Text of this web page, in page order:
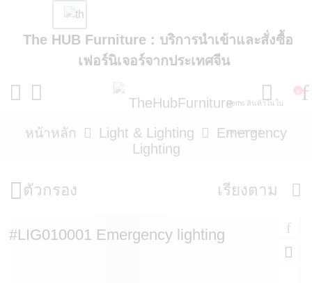
The HUB Furniture : บริการนำเข้าและสั่งซื้อ
เฟอร์นิเจอร์จากประเทศจีน
0
items สินค้าในใบ
เสนอราคา
หน้าหลัก Light & Lighting
Emergency
Lighting
ตัวกรอง เรียงตาม
#LIG010001 Emergency lighting